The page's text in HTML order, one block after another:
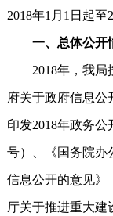
2018年1月1日起至
一、总体公开
2018年，我局
府关于政府信息公
印发2018年政务
号）、《国务院办
信息公开的意见》
厅关于推进重大建